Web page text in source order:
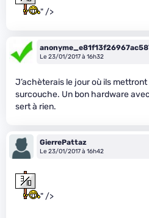
" />
Le 23/01/2017 à 16h32
J’achèterais le jour où ils
surcouche. Un bon hardware
sert à rien.
GierrePattaz
Le 23/01/2017 à 16h42
" />